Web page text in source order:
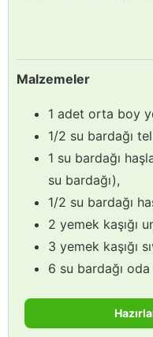
Malzemeler
1 adet orta boy
1/2 su bardağı
1 su bardağı
su bardağı),
1/2 su bardağı
2 yemek kaşığı
3 yemek kaşığı
6 su bardağı oda